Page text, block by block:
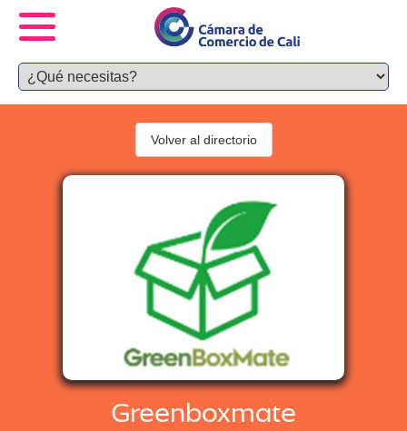
Greenboxmate
Volver al directorio